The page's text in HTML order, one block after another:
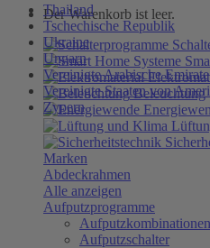
Thailand
Tschechische Republik
Ukraine
Ungarn
Vereinigte Arabische Emirate
Vereinigte Staaten von
Zypern
Der Warenkorb ist leer.
Beleuchtung
Marken
Abdeckrahmen
Alle anzeigen
Aufputzprogramme
Aufputzkombinationen
Aufputzschalter